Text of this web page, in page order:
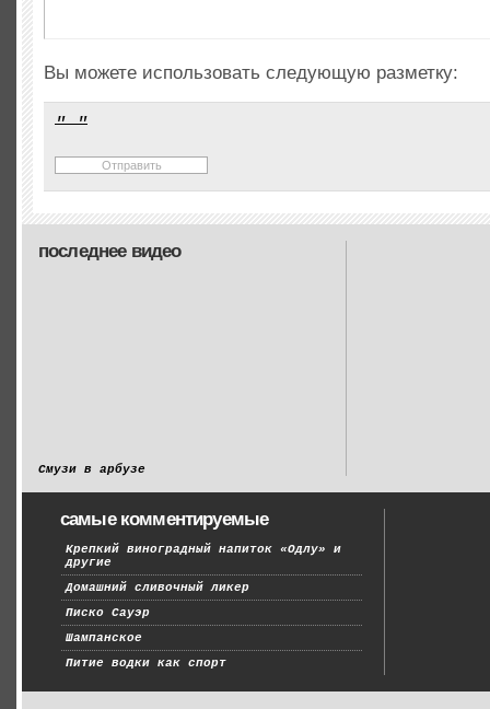
Вы можете использовать следующую разметку:
последнее видео
Смузи в арбузе
самые комментируемые
Крепкий виноградный напиток «Одлу» и
другие
Домашний сливочный ликер
Писко Сауэр
Шампанское
Питие водки как спорт